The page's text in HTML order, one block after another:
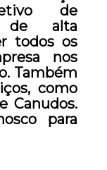
de
de alta
todos os
nos
Também
como
Canudos.
para